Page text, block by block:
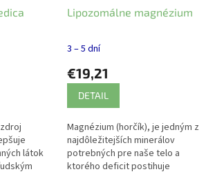
látok
Lipozomálne magnézium
3 – 5 dní
€19,21
DETAIL
Magnézium (horčík), je jedným z
najdôležitejších minerálov
potrebných pre naše telo a
ktorého deficit postihuje